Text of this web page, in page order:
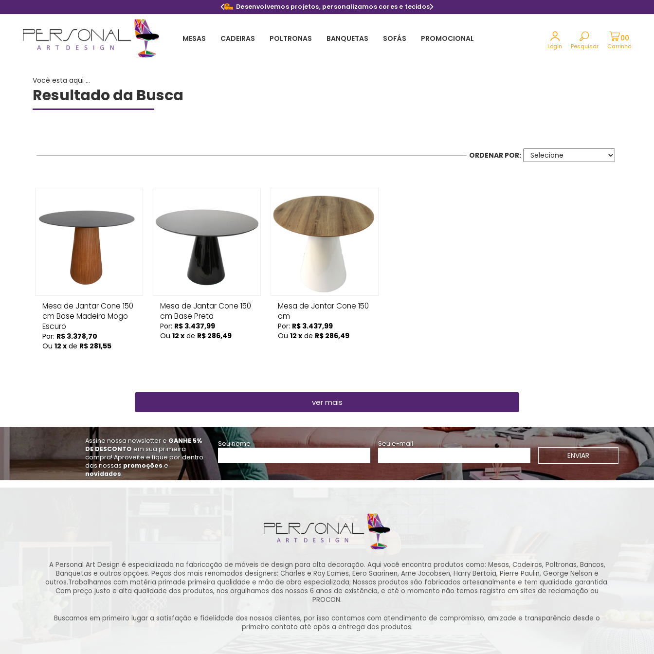
Desenvolvemos projetos, personalizamos cores e tecidos
MESAS CADEIRAS POLTRONAS BANQUETAS SOFÁS PROMOCIONAL
Login Pesquisar Carrinho
Você esta aqui ...
Resultado da Busca
ORDENAR POR:
Mesa de Jantar Cone 150
cm Base Madeira Mogo
Escuro
Por: R$ 3.378,70
Ou 12 x de R$ 281,55
Mesa de Jantar Cone 150
cm Base Preta
Por: R$ 3.437,99
Ou 12 x de R$ 286,49
Mesa de Jantar Cone 150
cm
Por: R$ 3.437,99
Ou 12 x de R$ 286,49
ver mais
Assine nossa newsletter e GANHE 5%
DE DESCONTOem sua primeira
compra! Aproveite e fique por dentro
das nossas promoçõese
novidades.
Seu nome Seu e-mail
ENVIAR
A Personal Art Design é especializada na fabricação de móveis de design para alta decoração. Aqui você encontra produtos como: Mesas, Cadeiras, Poltronas, Bancos,
Banquetas e outras opções. Peças dos mais renomados designers: Charles e Ray Eames, Eero Saarinen, Arne Jacobsen, Harry Bertoia, Pierre Paulin, George Nelson e
outros.Trabalhamos com matéria primade primeira qualidade e mão de obra especializada; Nossos produtos são fabricados artesanalmente e tem qualidade garantida.
Com preço justo e alta qualidade dos produtos, nos orgulhamos dos nossos 6 anos de existência, e até o momento não temos registro em sites de reclamação ou
PROCON.
Buscamos em primeiro lugar a satisfação e fidelidade dos nossos clientes, por isso contamos com atendimento de compromisso, amizade e transparência desde o
primeiro contato até após a entrega dos produtos.